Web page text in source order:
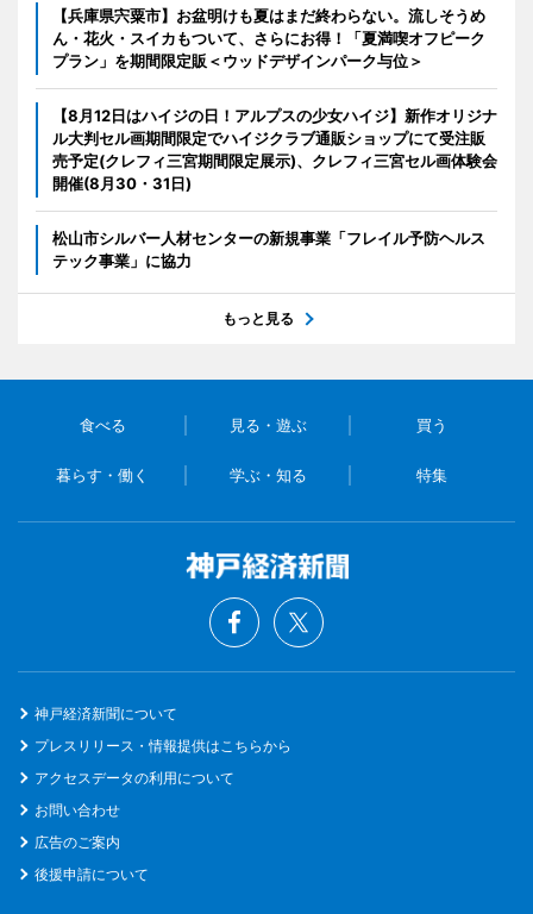
【兵庫県宍粟市】お盆明けも夏はまだ終わらない。流しそうめ
ん・花火・スイカもついて、さらにお得！「夏満喫オフピーク
プラン」を期間限定販＜ウッドデザインパーク与位＞
【8月12日はハイジの日！アルプスの少女ハイジ】新作オリジナ
ル大判セル画期間限定でハイジクラブ通販ショップにて受注販
売予定(クレフィ三宮期間限定展示)、クレフィ三宮セル画体験会
開催(8月30・31日)
松山市シルバー人材センターの新規事業「フレイル予防ヘルス
テック事業」に協力
もっと見る
食べる 見る・遊ぶ 買う
暮らす・働く 学ぶ・知る 特集
神戸経済新聞について
プレスリリース・情報提供はこちらから
アクセスデータの利用について
お問い合わせ
広告のご案内
後援申請について